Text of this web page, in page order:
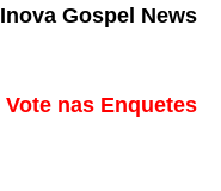
Inova Gospel News
Vote nas Enquetes